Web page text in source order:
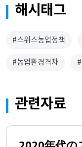
   1.1.2. Characteristics of Swiss farms and
   1.1.3. Farm and farm household income
49
   1.1.4. General landscape of the agro-
   1.1.6. Trade and participation in global
1.2.
   1.2.1. Data sources on food
해시태그
#스위스농업정책
#농업환경격차
관련자료